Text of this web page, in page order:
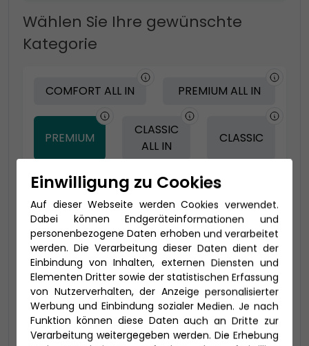
Wählen Sie Ihre gewünschte
Kategorie
COMFORT ALL IN PREMIUM ALL IN
PREMIUM
CLASSIC
ALL IN
CLASSIC
-100 € - Frühbucher
Einwilligung zu Cookies
Auf dieser Webseite werden Cookies verwendet.
Dabei können Endgeräteinformationen und
personenbezogene Daten erhoben und verarbeitet
werden. Die Verarbeitung dieser Daten dient der
Einbindung von Inhalten, externen Diensten und
Elementen Dritter sowie der statistischen Erfassung
von Nutzerverhalten, der Anzeige personalisierter
Werbung und Einbindung sozialer Medien. Je nach
Funktion können diese Daten auch an Dritte zur
Verarbeitung weitergegeben werden. Die Erhebung